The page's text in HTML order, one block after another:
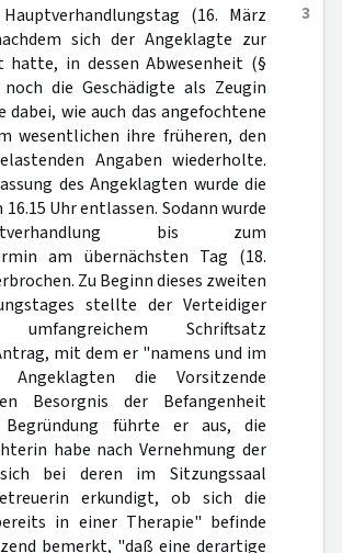
3
(16. März
sich der Angeklagte zur
hatte, in dessen Abwesenheit (§
die Geschädigte als Zeugin
dabei, wie auch das angefochtene
wesentlichen ihre früheren, den
Angaben wiederholte.
des Angeklagten wurde die
Uhr entlassen. Sodann wurde
bis zum
am übernächsten Tag (18.
Zu Beginn dieses zweiten
stellte der Verteidiger
Schriftsatz
mit dem er "namens und im
Angeklagten die Vorsitzende
Besorgnis der Befangenheit
führte er aus, die
habe nach Vernehmung der
bei deren im Sitzungssaal
erkundigt, ob sich die
in einer Therapie" befinde
bemerkt, "daß eine derartige